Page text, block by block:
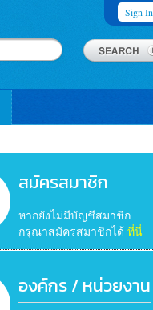
Sign In
สมัครสมาชิก
หากยังไม่มีบัญชีสมาชิก
กรุณาสมัครสมาชิกได้ ที่นี่
องค์กร / หน่วยงาน